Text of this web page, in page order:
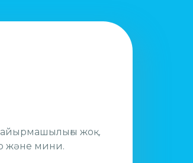
айырмашылығы жоқ.
және мини.